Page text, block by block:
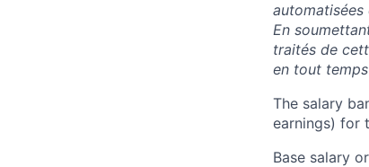
En
traités de
en tout
The salary
earnings) for
Base salary